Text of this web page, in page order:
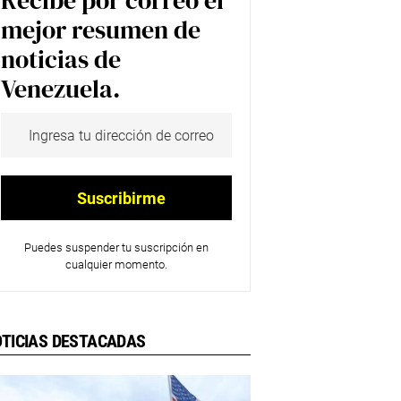
mejor resumen de
noticias de
Venezuela.
Puedes suspender tu suscripción en
cualquier momento.
DESTACADAS